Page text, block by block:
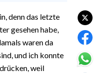
denn das letzte
gesehen habe,
waren da
und ich konnte
weil